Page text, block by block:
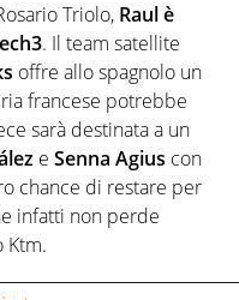
Triolo, Raul è
. Il team satellite
offre allo spagnolo un
francese potrebbe
sarà destinata a un
e Senna Agius con
chance di restare per
infatti non perde
Ktm.